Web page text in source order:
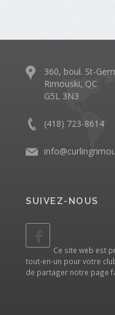
360, boul. St-
Rimouski, QC
G5L 3N3
(418) 723-8614
SUIVEZ-NOUS
Ce site web est
tout-en-un pour votre
de partager notre page